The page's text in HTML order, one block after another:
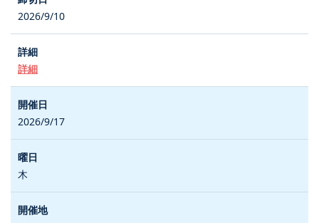
2026/9/10
詳細
2026/9/17
木